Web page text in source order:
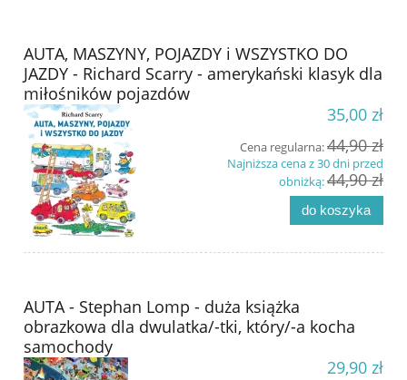
AUTA, MASZYNY, POJAZDY i WSZYSTKO DO
JAZDY - Richard Scarry - amerykański klasyk dla
miłośników pojazdów
35,00 zł
Cena regularna:44,90 zł
Najniższa cena z 30 dni przed
obniżką:44,90 zł
do koszyka
AUTA - Stephan Lomp - duża książka
obrazkowa dla dwulatka/-tki, który/-a kocha
samochody
29,90 zł